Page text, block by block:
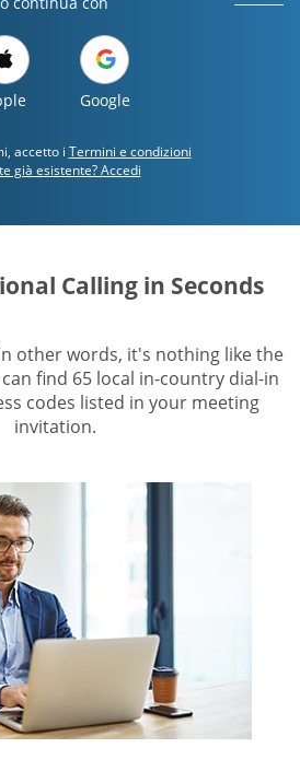
Google
accetto i Termini e condizioni
già esistente? Accedi
Calling in Seconds
other words, it's nothing like the
find 65 local in-country dial-in
codes listed in your meeting
invitation.